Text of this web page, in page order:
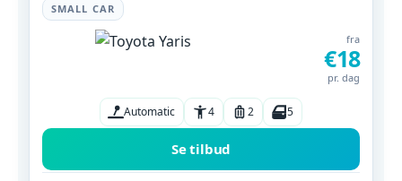
SMALL CAR
fra
€18
pr. dag
Automatic 4 2 5
Se tilbud